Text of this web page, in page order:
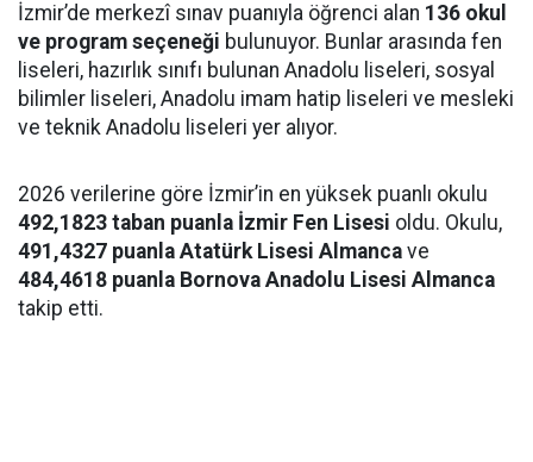
İzmir’de merkezî sınav puanıyla öğrenci alan 136 okul
ve program seçeneği bulunuyor. Bunlar arasında fen
liseleri, hazırlık sınıfı bulunan Anadolu liseleri, sosyal
bilimler liseleri, Anadolu imam hatip liseleri ve mesleki
ve teknik Anadolu liseleri yer alıyor.
2026 verilerine göre İzmir’in en yüksek puanlı okulu
492,1823 taban puanla İzmir Fen Lisesi oldu. Okulu,
491,4327 puanla Atatürk Lisesi Almanca ve
484,4618 puanla Bornova Anadolu Lisesi Almanca
takip etti.